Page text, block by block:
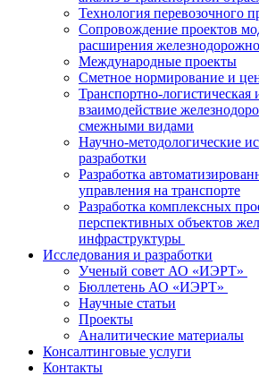
Технология перевозочного
Сопровождение проектов
расширения
Международные проекты
Сметное нормирование и
Транспортно-логистическая
взаимодействие
смежными видами
Научно-методологические
разработки
Разработка
управления на транспорте
Разработка комплексных
перспективных объектов
инфраструктуры
Исследования и разработки
Ученый совет АО «ИЭРТ»
Бюллетень АО «ИЭРТ»
Научные статьи
Проекты
Аналитические материалы
Консалтинговые услуги
Контакты